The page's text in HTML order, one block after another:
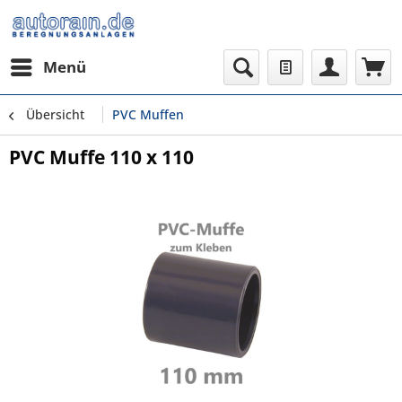
Menü
Übersicht PVC Muffen
PVC Muffe 110 x 110